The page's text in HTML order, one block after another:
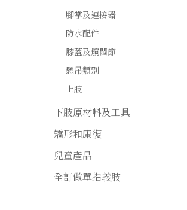
腳掌及連接器
防水配件
膝蓋及髖關節
懸吊類別
上肢
下肢原材料及工具
矯形和康復
兒童產品
全訂做單指義肢